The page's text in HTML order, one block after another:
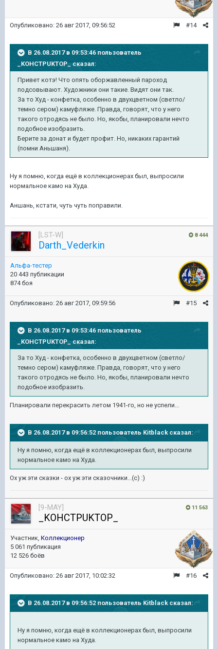
#14
Опубликовано: 26 авг 2017, 09:56:52
В 26.08.2017 в 09:53:46 пользователь
_KOHCTPUKTOP_ сказал:
Привет котэ! Что опять оборжавленный пароход
подсовывают. Художники они такие. Видят они так.
За то Худ - конфетка, особенно в двухцветном (светло/
темно сером) камуфляже. Правда, говорят, что у него
такого отродясь не было. Но, якобы, планировали нечто
подобное изобразить.
Берите за донат и будет профит. Но, никаких гарантий
(помни Аньшаня).
Ну я помню, когда ещё в коллекционерах был, выпросили
нормальное камо на Худа.
Аншань, кстати, чуть чуть поправили.
8 444
[LST-W]
Darth_Vederkin
Альфа-тестер
20 443 публикации
874 боя
#15
Опубликовано: 26 авг 2017, 09:59:56
В 26.08.2017 в 09:53:46 пользователь
_KOHCTPUKTOP_ сказал:
За то Худ - конфетка, особенно в двухцветном (светло/
темно сером) камуфляже. Правда, говорят, что у него
такого отродясь не было. Но, якобы, планировали нечто
подобное изобразить.
Планировали перекрасить летом 1941-го, но не успели...
В 26.08.2017 в 09:56:52 пользователь Kitblack сказал:
Ну я помню, когда ещё в коллекционерах был, выпросили
нормальное камо на Худа.
Ох уж эти сказки - ох уж эти сказочники...(c) :)
11 563
[9-MAY]
_KOHCTPUKTOP_
Участник, Коллекционер
5 061 публикация
12 526 боёв
#16
Опубликовано: 26 авг 2017, 10:02:32
В 26.08.2017 в 09:56:52 пользователь Kitblack сказал:
Ну я помню, когда ещё в коллекционерах был, выпросили
нормальное камо на Худа.